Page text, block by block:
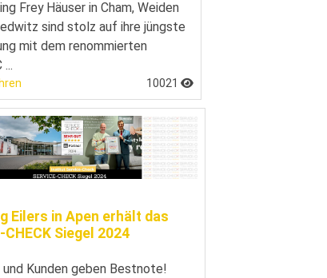
Frey Häuser in Cham, Weiden
sind stolz auf ihre jüngste
mit dem renommierten
...
10021
Eilers in Apen erhält das
CHECK Siegel 2024
und Kunden geben Bestnote!